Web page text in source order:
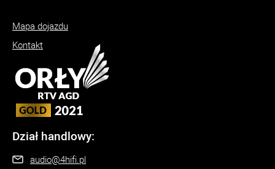
Mapa dojazdu
Kontakt
Dział handlowy:
audio@4hifi.pl